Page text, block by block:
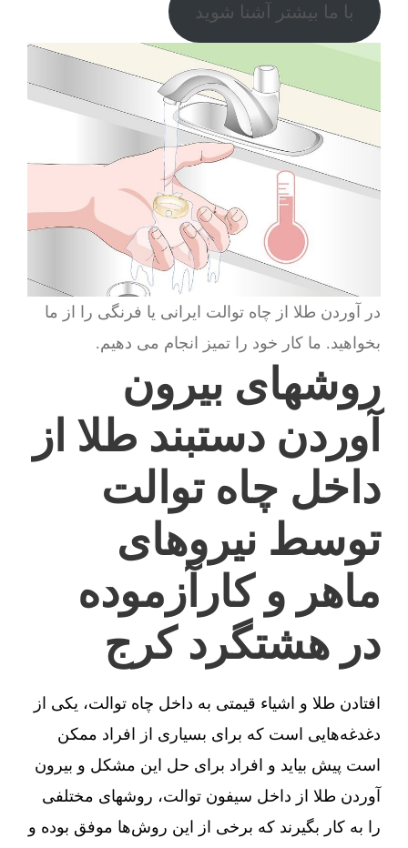
با ما بیشتر آشنا شوید
در آوردن طلا از چاه توالت ایرانی یا فرنگی را از ما
بخواهید. ما کار خود را تمیز انجام می دهیم.
روشهای بیرون
آوردن دستبند طلا از
داخل چاه توالت
توسط نیروهای
ماهر و کارآزموده
در هشتگرد کرج
افتادن طلا و اشیاء قیمتی به داخل چاه توالت، یکی از
دغدغه‌هایی است که برای بسیاری از افراد ممکن
است پیش بیاید و افراد برای حل این مشکل و بیرون
آوردن طلا از داخل سیفون توالت، روشهای مختلفی
را به کار بگیرند که برخی از این روش‌ها موفق بوده و